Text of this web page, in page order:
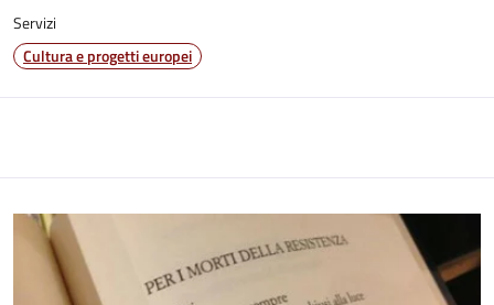
Servizi
Cultura e progetti europei